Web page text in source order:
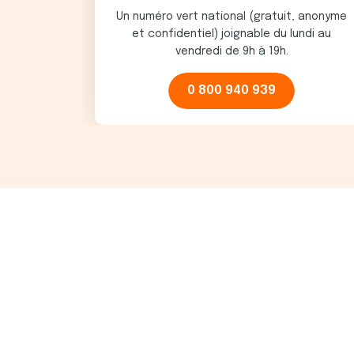
Un numéro vert national (gratuit, anonyme
et confidentiel) joignable du lundi au
vendredi de 9h à 19h.
0 800 940 939